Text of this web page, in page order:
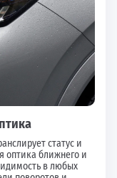
статус и
оптика ближнего и
в любых